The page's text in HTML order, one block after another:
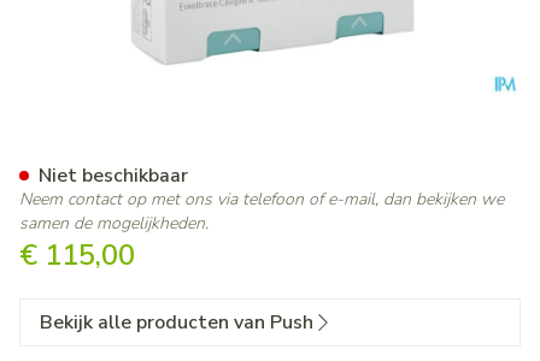
€ 115,00
Niet beschikbaar
Neem contact op met ons via telefoon of e-mail, dan bekijken we
samen de mogelijkheden.
Bekijk alle producten van Push